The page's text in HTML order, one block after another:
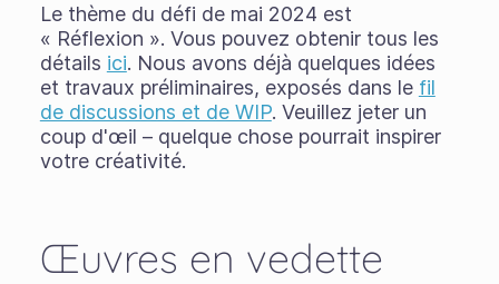
Le thème du défi de mai 2024 est
« Réflexion ». Vous pouvez obtenir tous les
détails ici. Nous avons déjà quelques idées
et travaux préliminaires, exposés dans le fil
de discussions et de WIP. Veuillez jeter un
coup d'œil – quelque chose pourrait inspirer
votre créativité.
Œuvres en vedette